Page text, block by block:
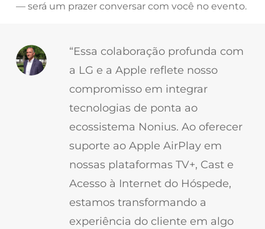
— será um prazer conversar com você no evento.
“Essa colaboração profunda com
a LG e a Apple reflete nosso
compromisso em integrar
tecnologias de ponta ao
ecossistema Nonius. Ao oferecer
suporte ao Apple AirPlay em
nossas plataformas TV+, Cast e
Acesso à Internet do Hóspede,
estamos transformando a
experiência do cliente em algo